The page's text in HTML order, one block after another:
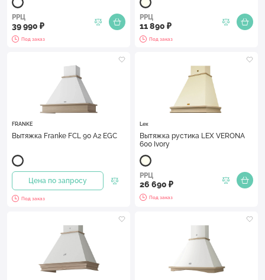
РРЦ
39 990 ₽
Под заказ
РРЦ
11 890 ₽
Под заказ
FRANKE
Вытяжка Franke FCL 90 A2 EGC
Цена по запросу
Под заказ
Lex
Вытяжка рустика LEX VERONA
600 Ivory
РРЦ
26 690 ₽
Под заказ